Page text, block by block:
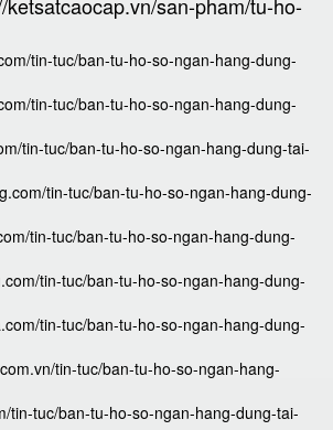
tin-tuc/ban-tu-ho-so-ngan-hang-dung-
tin-tuc/ban-tu-ho-so-ngan-hang-dung-
tin-tuc/ban-tu-ho-so-ngan-hang-dung-tai-
tin-tuc/ban-tu-ho-so-ngan-hang-dung-
tin-tuc/ban-tu-ho-so-ngan-hang-dung-
tin-tuc/ban-tu-ho-so-ngan-hang-dung-
tin-tuc/ban-tu-ho-so-ngan-hang-dung-
tin-tuc/ban-tu-ho-so-ngan-hang-
tin-tuc/ban-tu-ho-so-ngan-hang-dung-tai-